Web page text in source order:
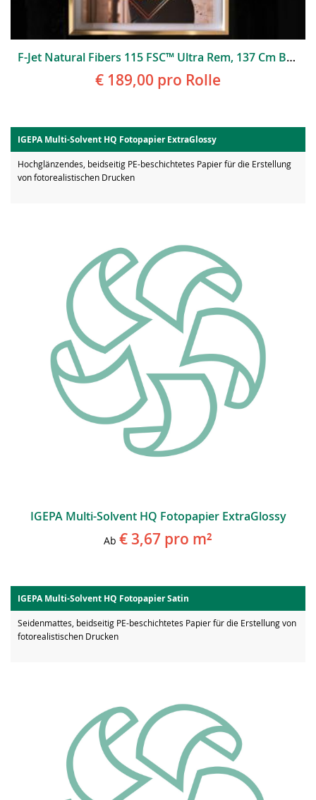
F-Jet Natural Fibers 115 FSC™ Ultra Rem, 137 Cm Breit
€ 189,00 pro Rolle
IGEPA Multi-Solvent HQ Fotopapier ExtraGlossy
Hochglänzendes, beidseitig PE-beschichtetes Papier für die Erstellung
von fotorealistischen Drucken
IGEPA Multi-Solvent HQ Fotopapier ExtraGlossy
Ab € 3,67 pro m²
IGEPA Multi-Solvent HQ Fotopapier Satin
Seidenmattes, beidseitig PE-beschichtetes Papier für die Erstellung von
fotorealistischen Drucken